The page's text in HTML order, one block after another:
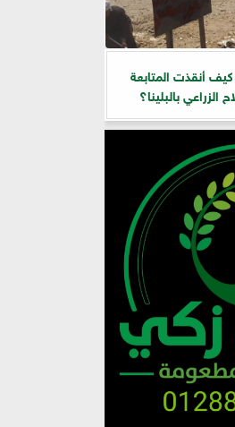
أنقذت المتابعة
الزراعي بالبلينا؟